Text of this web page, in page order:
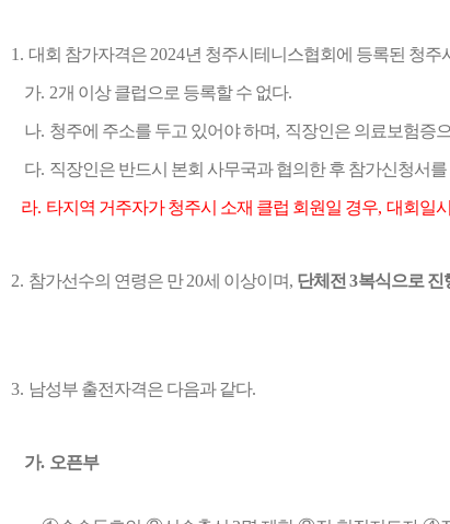
1. 대회 참가자격은 2024년 청주시테니스협회에 등록된 청주
가. 2개 이상 클럽으로 등록할 수 없다.
나. 청주에 주소를 두고 있어야 하며, 직장인은 의료보험증
다. 직장인은 반드시 본회 사무국과 협의한 후 참가신청서
라. 타지역 거주자가 청주시 소재 클럽 회원일 경우, 대회일
2. 참가선수의 연령은 만20세 이상이며, 단체전 3복식으로 진
3. 남성부 출전자격은 다음과 같다.
가. 오픈부